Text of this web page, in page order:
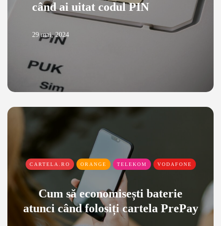
când ai uitat codul PIN
29 mai, 2024
CARTELA.RO ORANGE TELEKOM VODAFONE
Cum să economisești baterie
atunci când folosiți cartela PrePay